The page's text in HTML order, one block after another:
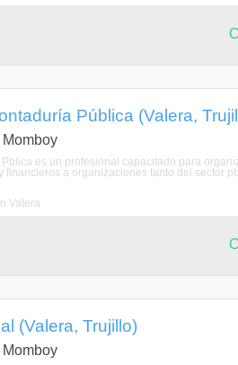
Pública (Valera,
es un profesional capacitado para
financieros a organizaciones tanto del sector
Valera
(Valera, Trujillo)